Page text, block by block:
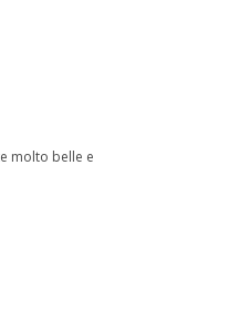
molto belle e